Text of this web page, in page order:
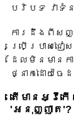
បរិបទ វាទំ
ការដឹងពីសញ្
ប្រើប្រាស់ជៀ
ដែលមិនមាន
ថ្នាក់ដោយចៃ
តើមានអ្វីក
'អនុញ្ញាត'?